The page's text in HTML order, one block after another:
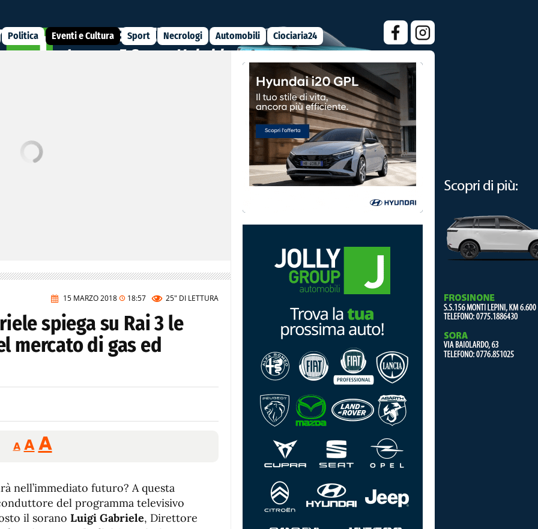
Politica Eventi e Cultura Sport Necrologi Automobili Ciociaria24
15 MARZO 2018 18:57 25" DI LETTURA
spiega su Rai 3 le
mercato di gas ed
A
Reducir
tamaño
A Restablecer
tamaño
de
fuente
AAumentar
de
fuente.
nell’immediato futuro? A questa
del programma televisivo
il sorano Luigi Gabriele, Direttore